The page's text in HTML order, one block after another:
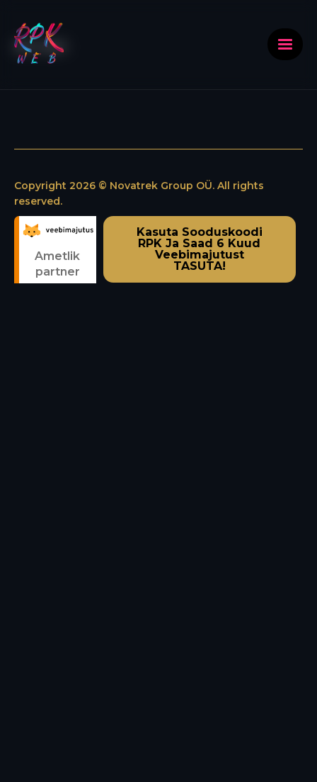
[rpk_login]
Copyright 2026 © Novatrek Group OÜ. All rights
reserved.
Ametlik
partner
Kasuta Sooduskoodi
RPK Ja Saad 6 Kuud
Veebimajutust
TASUTA!